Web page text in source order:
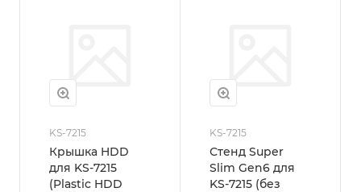
KS-7215
Крышка HDD
для KS-7215
(Plastic HDD
KS-7215
Стенд Super
Slim Gen6 для
KS-7215 (без